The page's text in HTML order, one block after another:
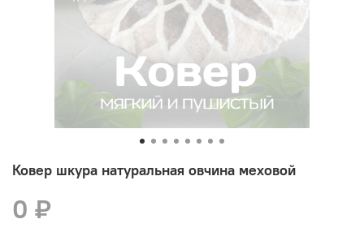
Ковер шкура натуральная овчина меховой
0 ₽